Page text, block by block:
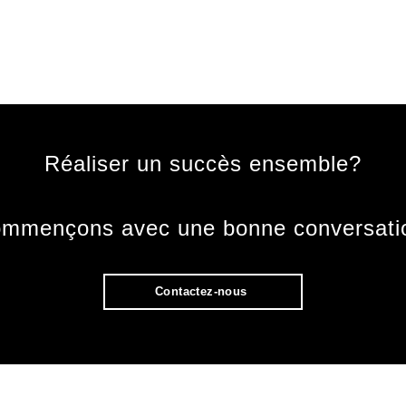
Réaliser un succès ensemble?
avec une bonne
Contactez-nous